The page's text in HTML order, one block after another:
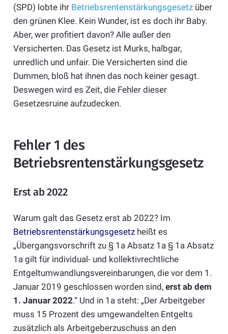
(SPD) lobte ihr Betriebsrentenstärkungsgesetzüber
den grünen Klee. Kein Wunder, ist es doch ihr Baby.
Aber, wer profitiert davon? Alle außer den
Versicherten. Das Gesetz ist Murks, halbgar,
unredlich und unfair. Die Versicherten sind die
Dummen, bloß hat ihnen das noch keiner gesagt.
Deswegen wird es Zeit, die Fehler dieser
Gesetzesruine aufzudecken.
Fehler 1 des
Betriebsrentenstärkungsgesetz
Erst ab 2022
Warum galt das Gesetz erst ab 2022? Im
Betriebsrentenstärkungsgesetzheißt es
„Übergangsvorschrift zu § 1a Absatz 1a § 1a Absatz
1a gilt für individual- und kollektivrechtliche
Entgeltumwandlungsvereinbarungen, die vor dem 1.
Januar 2019 geschlossen worden sind, erst ab dem
1. Januar 2022.“ Und in 1a steht: „Der Arbeitgeber
muss 15 Prozent des umgewandelten Entgelts
zusätzlich als Arbeitgeberzuschuss an den